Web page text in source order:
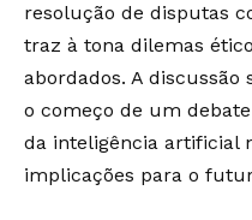
resolução de disputas
traz à tona dilemas
abordados. A discussão
o começo de um
da inteligência artificial
implicações para o